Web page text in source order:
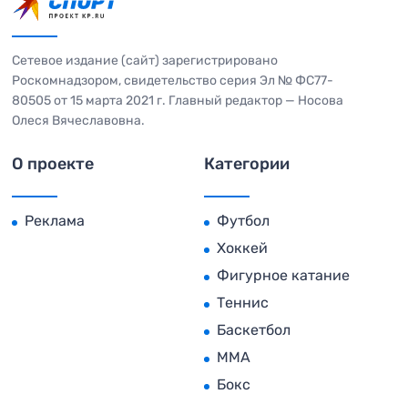
Сетевое издание (сайт) зарегистрировано
Роскомнадзором, свидетельство серия Эл № ФС77-
80505 от 15 марта 2021 г. Главный редактор — Носова
Олеся Вячеславовна.
О проекте
Реклама
Категории
Футбол
Хоккей
Фигурное катание
Теннис
Баскетбол
MMA
Бокс